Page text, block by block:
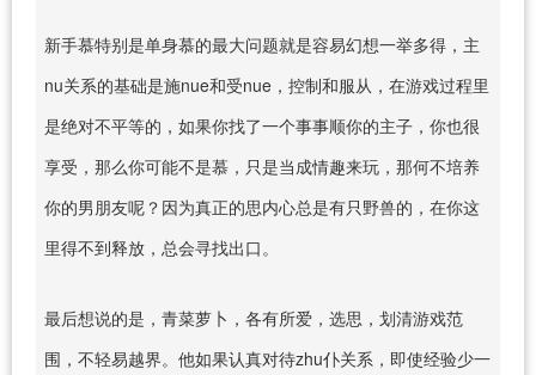
新手慕特别是单身慕的最大问题就是容易幻想一举多得，主
nu关系的基础是施nue和受nue，控制和服从，在游戏过程里
是绝对不平等的，如果你找了一个事事顺你的主子，你也很
享受，那么你可能不是慕，只是当成情趣来玩，那何不培养
你的男朋友呢？因为真正的思内心总是有只野兽的，在你这
里得不到释放，总会寻找出口。
最后想说的是，青菜萝卜，各有所爱，选思，划清游戏范
围，不轻易越界。他如果认真对待zhu仆关系，即使经验少一